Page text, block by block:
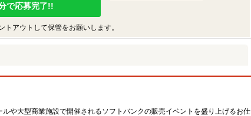
で応募完了!!
アウトして保管をお願いします。
や大型商業施設で開催されるソフトバンクの販売イベントを盛り上げるお仕